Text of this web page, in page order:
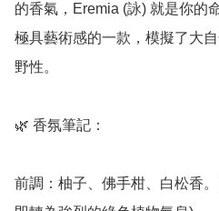
的香氣，Eremia (詠) 就是你的
極具藝術感的一款，模擬了大
野性。
🌿 香氛筆記：
前調：柚子、佛手柑、白松香